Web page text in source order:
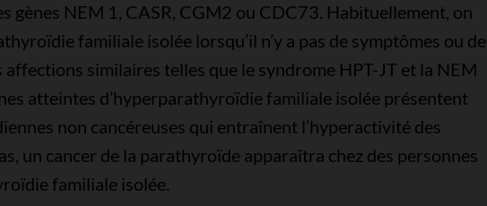
gènes NEM 1, CASR, CGM2 ou CDC73. Habituellement, on
familiale isolée lorsqu’il n’y a pas de symptômes ou de
affections similaires telles que le syndrome HPT-JT et la NEM
atteintes d’hyperparathyroïdie familiale isolée présentent
non cancéreuses qui entraînent l’hyperactivité des
un cancer de la parathyroïde apparaîtra chez des personnes
familiale isolée.